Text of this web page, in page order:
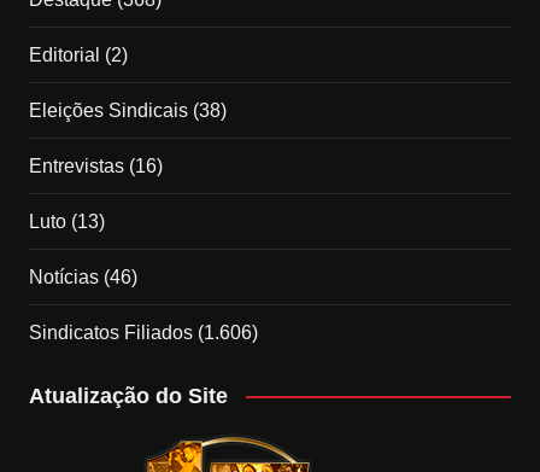
Editorial (2)
Eleições Sindicais(38)
Entrevistas(16)
Luto(13)
Notícias(46)
Sindicatos Filiados(1.606)
Atualização do Site